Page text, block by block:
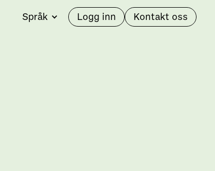
Språk Logg inn Kontakt oss